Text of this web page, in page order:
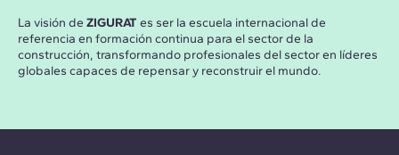
La visión de ZIGURAT es ser la escuela internacional de
referencia en formación continua para el sector de la
construcción, transformando profesionales del sector en líderes
globales capaces de repensar y reconstruir el mundo.